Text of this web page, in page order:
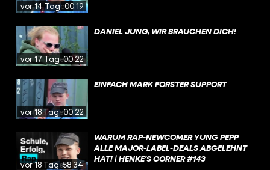
vor 14 Tagen00:19
vor 17 Tagen00:22
DANIEL JUNG, WIR BRAUCHEN DICH!
vor 18 Tagen00:22
EINFACH MARK FORSTER SUPPORT
vor 18 Tagen58:34
WARUM RAP-NEWCOMER YUNG PEPP
ALLE MAJOR-LABEL-DEALS ABGELEHNT
HAT! | HENKE'S CORNER #143